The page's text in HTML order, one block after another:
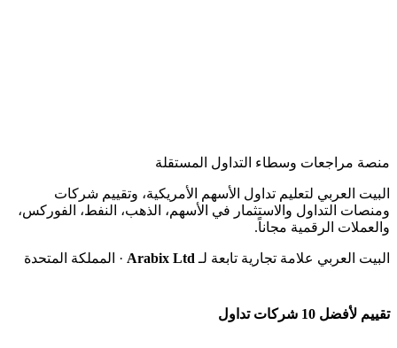
منصة مراجعات وسطاء التداول المستقلة
البيت العربي لتعليم تداول الأسهم الأمريكية، وتقييم شركات
ومنصات التداول والاستثمار في الأسهم، الذهب، النفط، الفوركس،
والعملات الرقمية مجاناً.
البيت العربي علامة تجارية تابعة لـ Arabix Ltd · المملكة المتحدة
تقييم لأفضل 10 شركات تداول